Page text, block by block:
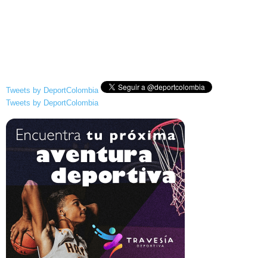
Tweets by DeportColombia
Tweets by DeportColombia